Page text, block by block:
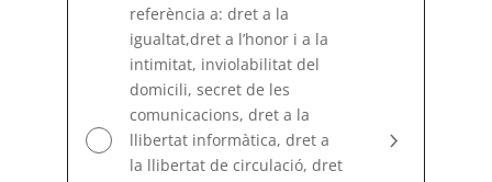
referència a: dret a la
igualtat,dret a l’honor i a la
intimitat, inviolabilitat del
domicili, secret de les
comunicacions, dret a la
llibertat informàtica, dret a
la llibertat de circulació, dret